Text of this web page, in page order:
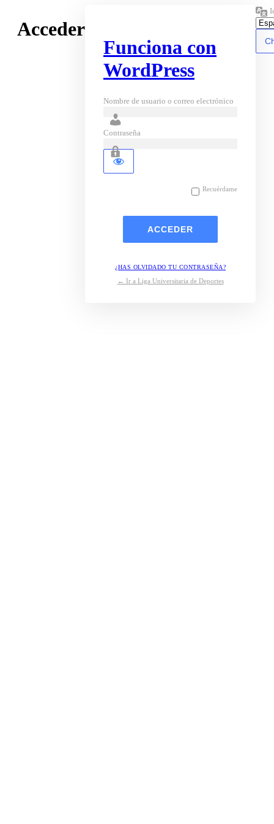
Acceder
Funciona con
WordPress
Nombre de usuario o correo electrónico
Contraseña
Recuérdame
¿HAS OLVIDADO TU CONTRASEÑA?
← Ir a Liga Universitaria de Deportes